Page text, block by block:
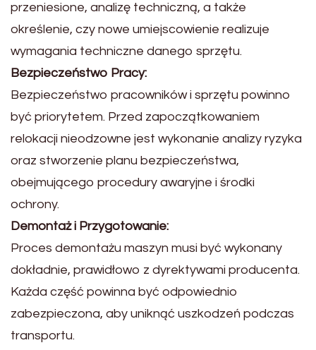
przeniesione, analizę techniczną, a także
określenie, czy nowe umiejscowienie realizuje
wymagania techniczne danego sprzętu.
Bezpieczeństwo Pracy:
Bezpieczeństwo pracowników i sprzętu powinno
być priorytetem. Przed zapoczątkowaniem
relokacji nieodzowne jest wykonanie analizy ryzyka
oraz stworzenie planu bezpieczeństwa,
obejmującego procedury awaryjne i środki
ochrony.
Demontaż i Przygotowanie:
Proces demontażu maszyn musi być wykonany
dokładnie, prawidłowo z dyrektywami producenta.
Każda część powinna być odpowiednio
zabezpieczona, aby uniknąć uszkodzeń podczas
transportu.